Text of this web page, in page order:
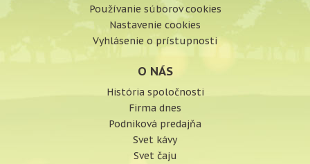
Používanie súborov cookies
Nastavenie cookies
Vyhlásenie o prístupnosti
O NÁS
História spoločnosti
Firma dnes
Podniková predajňa
Svet kávy
Svet čaju